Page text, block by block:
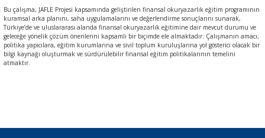
Bu çalışma, JAFLE Projesi kapsamında geliştirilen finansal okuryazarlık eğitim programının
kuramsal arka planını, saha uygulamalarını ve değerlendirme sonuçlarını sunarak,
Türkiye’de ve uluslararası alanda finansal okuryazarlık eğitimine dair mevcut durumu ve
geleceğe yönelik çözüm önerilerini kapsamlı bir biçimde ele almaktadır. Çalışmanın amacı;
politika yapıcılara, eğitim kurumlarına ve sivil toplum kuruluşlarına yol gösterici olacak bir
bilgi kaynağı oluşturmak ve sürdürülebilir finansal eğitim politikalarının temelini
atmaktır.